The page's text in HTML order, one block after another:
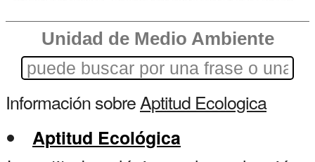
Unidad de Medio Ambiente
Información sobreAptitud Ecologica
Aptitud Ecológica